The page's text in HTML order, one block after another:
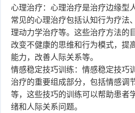
心理治疗：心理治疗是治疗边缘型
常见的心理治疗包括认知行为疗法
理动力学治疗等。这些治疗方法的
改变不健康的思维和行为模式，提
能力，改善人际关系等。
情感稳定技巧训练：情感稳定技巧
治疗的重要组成部分，包括情感调
等，这些技巧的训练可以帮助患者
绪和人际关系问题。